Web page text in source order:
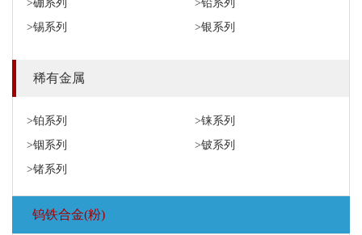
>硼系列
>铅系列
>锡系列
>银系列
稀有金属
>铂系列
>铼系列
>铟系列
>铍系列
>锗系列
钨铁合金(粉)